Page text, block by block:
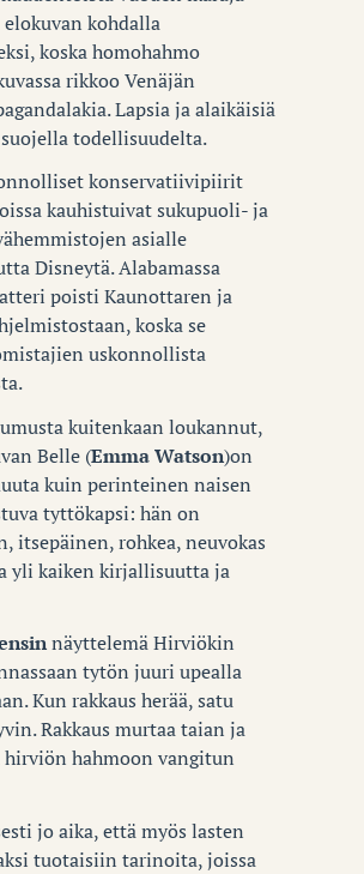
kohdalla
koska homohahmo
rikkoo Venäjän
Lapsia ja alaikäisiä
todellisuudelta.
konservatiivipiirit
kauhistuivat sukupuoli- ja
asialle
Disneytä. Alabamassa
poisti Kaunottaren ja
koska se
uskonnollista
kuitenkaan loukannut,
Belle (Emma Watson)on
kuin perinteinen naisen
tyttökapsi: hän on
itsepäinen, rohkea, neuvokas
yli kaiken kirjallisuutta ja
näyttelemä Hirviökin
tytön juuri upealla
Kun rakkaus herää, satu
Rakkaus murtaa taian ja
hirviön hahmoon vangitun
jo aika, että myös lasten
tuotaisiin tarinoita, joissa